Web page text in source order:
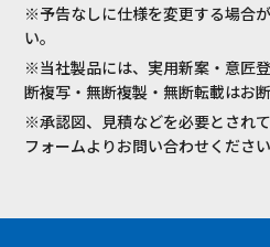
※予告なしに仕様を変更する場合
い。
※当社製品には、実用新案・意匠
断複写・無断複製・無断転載はお断
※承認図、見積などを必要とされ
フォームよりお問い合わせください